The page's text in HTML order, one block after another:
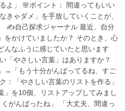
よ」 🌸ポイント： 間違ってもいい
きゃダメ」を手放していくことが、
✍️自己探求ジャーナル 最近、自分
をかけていましたか？ そのとき、心
んなふうに感じていたと思います
「やさしい言葉」はありますか？
→「もう十分がんばってるね、すご
：「やさしい言葉のリストを作る」
」を10個、リストアップしてみまし
がんばったね」 「大丈夫、間違っ